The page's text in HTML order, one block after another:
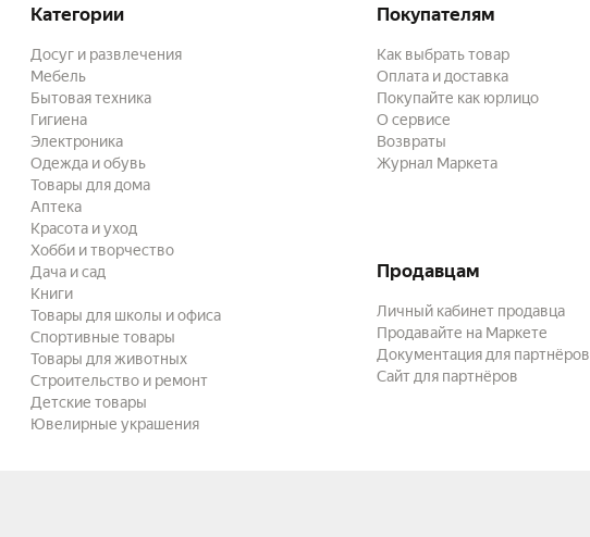
Категории
Досуг и развлечения
Мебель
Бытовая техника
Гигиена
Электроника
Одежда и обувь
Товары для дома
Аптека
Красота и уход
Хобби и творчество
Дача и сад
Книги
Товары для школы и офиса
Спортивные товары
Товары для животных
Строительство и ремонт
Детские товары
Ювелирные украшения
Покупателям
Как выбрать товар
Оплата и доставка
Покупайте как юрлицо
О сервисе
Возвраты
Журнал Маркета
Продавцам
Личный кабинет продавца
Продавайте на Маркете
Документация для партнёров
Сайт для партнёров